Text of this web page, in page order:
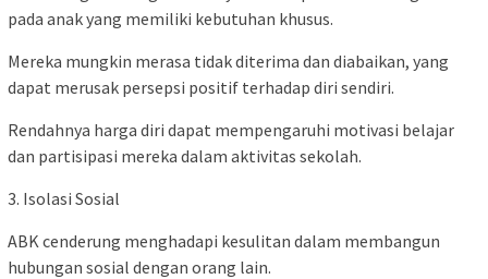
pada anak yang memiliki kebutuhan khusus.
Mereka mungkin merasa tidak diterima dan diabaikan, yang
dapat merusak persepsi positif terhadap diri sendiri.
Rendahnya harga diri dapat mempengaruhi motivasi belajar
dan partisipasi mereka dalam aktivitas sekolah.
3. Isolasi Sosial
ABK cenderung menghadapi kesulitan dalam membangun
hubungan sosial dengan orang lain.